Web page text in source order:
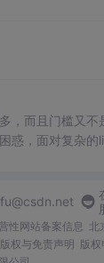
，而且门槛又不
惑，面对复杂
性网站备案信息 北
版权与免责声明 版权